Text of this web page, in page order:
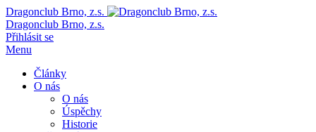
Dragonclub Brno, z.s.
Dragonclub Brno, z.s.
Přihlásit se
Menu
Články
O nás
O nás
Úspěchy
Historie